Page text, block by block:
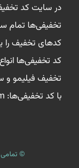
در سایت کد
تخفیفی‌ها تمام
کدهای تخفیف را
کد تخفیفی‌ها
تخفیف فیلیمو و
با کد تخفیفی‌ها: codetakhfifiha@gmail.com
©